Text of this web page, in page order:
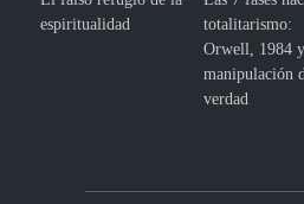
espiritualidad
totalitarismo:
Orwell, 1984
manipulación
verdad